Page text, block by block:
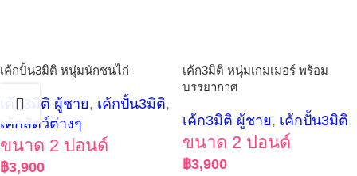
เค้กปั้น3มิติ หนุ่มนักชนไก่
เค้ก3มิติ ผู้ชาย, เค้กปั้น3มิติ,
เค้กสัตว์ต่างๆ
ขนาด 2 ปอนด์
฿3,900
เค้ก3มิติ หนุ่มเกมเมอร์ พร้อม
บรรยากาศ
เค้ก3มิติ ผู้ชาย, เค้กปั้น3มิติ
ขนาด 2 ปอนด์
฿3,900